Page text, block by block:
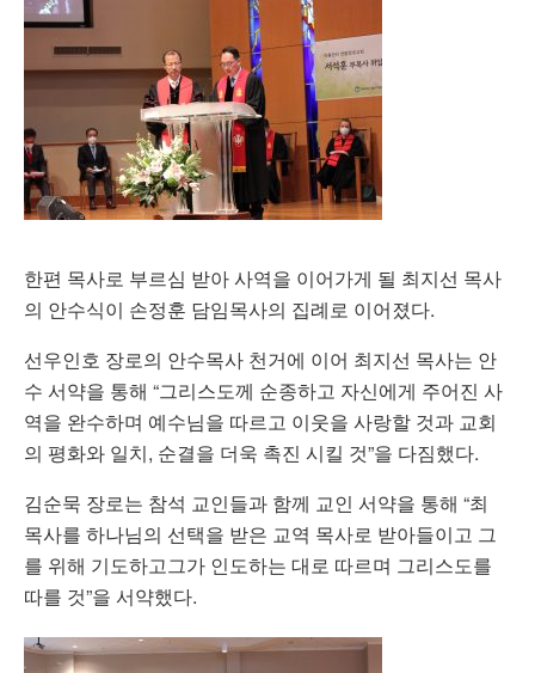
한편 목사로 부르심 받아 사역을 이어가게 될 최지선 목사
의 안수식이 손정훈 담임목사의 집례로 이어졌다.
선우인호 장로의 안수목사 천거에 이어 최지선 목사는 안
수 서약을 통해 “그리스도께 순종하고 자신에게 주어진 사
역을 완수하며 예수님을 따르고 이웃을 사랑할 것과 교회
의 평화와 일치, 순결을 더욱 촉진 시킬 것”을 다짐했다.
김순묵 장로는 참석 교인들과 함께 교인 서약을 통해 “최
목사를 하나님의 선택을 받은 교역 목사로 받아들이고 그
를 위해 기도하고그가 인도하는 대로 따르며 그리스도를
따를 것”을 서약했다.